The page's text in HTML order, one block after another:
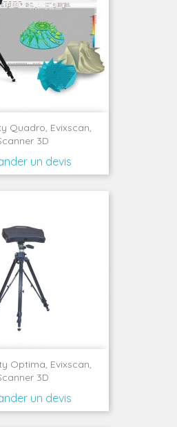
Quadro, Evixscan,
3D
un devis
Optima, Evixscan,
3D
un devis